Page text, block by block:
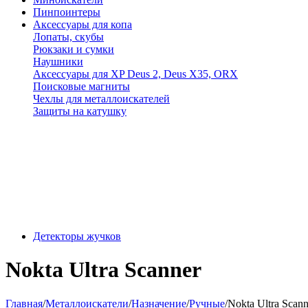
Пинпоинтеры
Аксессуары для копа
Лопаты, скубы
Рюкзаки и сумки
Наушники
Аксессуары для XP Deus 2, Deus X35, ORX
Поисковые магниты
Чехлы для металлоискателей
Защиты на катушку
Детекторы жучков
Nokta Ultra Scanner
Главная/Металлоискатели/Назначение/Ручные/Nokta Ultra